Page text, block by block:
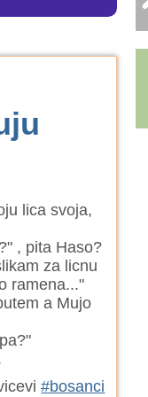
lica svoja,
, pita Haso?
za licnu
ramena..."
a Mujo
#bosanci